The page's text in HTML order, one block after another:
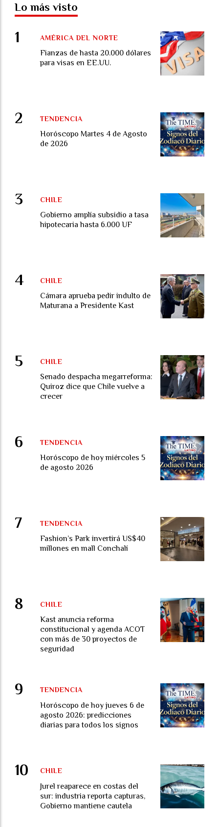
Lo más visto
Fianzas de hasta 20.000 dólares
para visas en EE.UU.
AMÉRICA DEL NORTE
Horóscopo Martes 4 de Agosto
de 2026
TENDENCIA
Gobierno amplía subsidio a tasa
hipotecaria hasta 6.000 UF
CHILE
Cámara aprueba pedir indulto de
Maturana a Presidente Kast
CHILE
Senado despacha megarreforma:
Quiroz dice que Chile vuelve a
crecer
CHILE
Horóscopo de hoy miércoles 5
de agosto 2026
TENDENCIA
Fashion’s Park invertirá US$40
millones en mall Conchalí
TENDENCIA
Kast anuncia reforma
constitucional y agenda ACOT
con más de 30 proyectos de
seguridad
CHILE
Horóscopo de hoy jueves 6 de
agosto 2026: predicciones
diarias para todos los signos
TENDENCIA
Jurel reaparece en costas del
sur: industria reporta capturas,
Gobierno mantiene cautela
CHILE